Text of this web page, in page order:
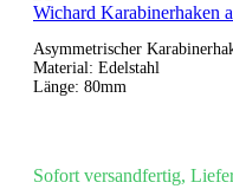
Wichard Karabinerhaken
Asymmetrischer
Material: Edelstahl
Länge: 80mm
Sofort versandfertig,